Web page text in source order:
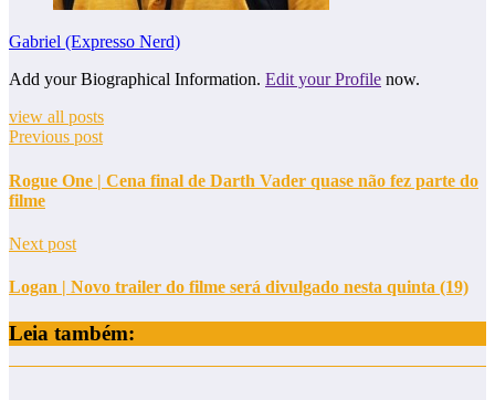
Gabriel (Expresso Nerd)
Add your Biographical Information. Edit your Profile now.
view all posts
Previous post
Rogue One | Cena final de Darth Vader quase não fez parte do
filme
Next post
Logan | Novo trailer do filme será divulgado nesta quinta (19)
Leia também: